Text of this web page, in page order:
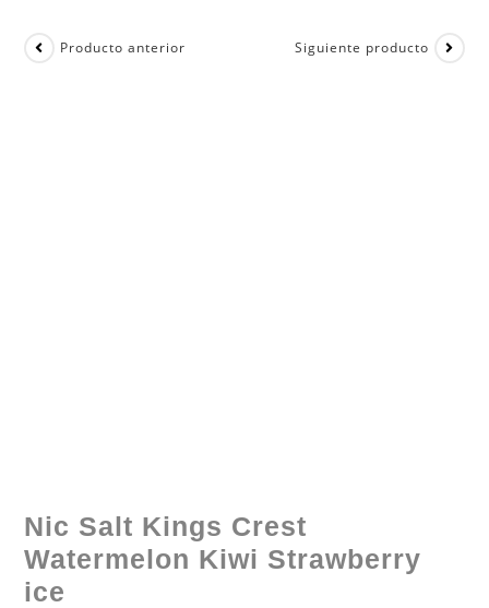
Producto anterior Siguiente producto
Nic Salt Kings Crest
Watermelon Kiwi Strawberry
ice